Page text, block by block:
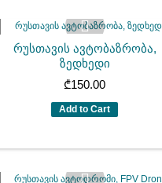
რუსთავის ავტობაზრობა,
ზედხედი
₾150.00
Add to Cart